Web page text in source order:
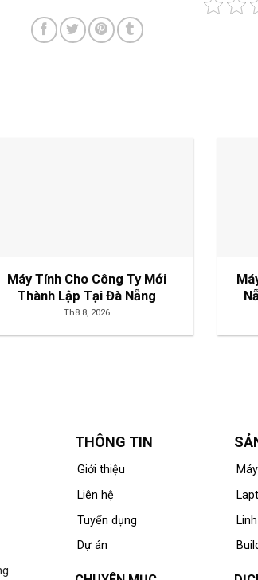
Máy Tính Cho Công Ty Mới
Thành Lập Tại Đà Nẵng
Th8 8, 2026
THÔNG TIN
Giới thiệu
Liên hệ
Tuyển dụng
Dự án